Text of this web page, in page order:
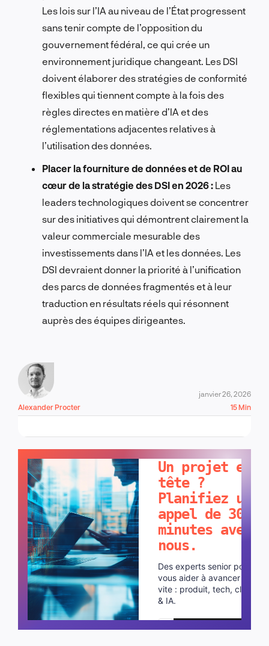
Les lois sur l’IA au niveau de l’État progressent
sans tenir compte de l’opposition du
gouvernement fédéral, ce qui crée un
environnement juridique changeant. Les DSI
doivent élaborer des stratégies de conformité
flexibles qui tiennent compte à la fois des
règles directes en matière d’IA et des
réglementations adjacentes relatives à
l’utilisation des données.
Placer la fourniture de données et de ROI au
cœur de la stratégie des DSI en 2026 : Les
leaders technologiques doivent se concentrer
sur des initiatives qui démontrent clairement la
valeur commerciale mesurable des
investissements dans l’IA et les données. Les
DSI devraient donner la priorité à l’unification
des parcs de données fragmentés et à leur
traduction en résultats réels qui résonnent
auprès des équipes dirigeantes.
Alexander Procter
janvier 26, 2026
15 Min
Un projet en
tête ?
Planifiez un
appel de 30
minutes avec
nous.
Des experts senior pour
vous aider à avancer plus
vite : produit, tech, cloud
& IA.
Planifier un appel